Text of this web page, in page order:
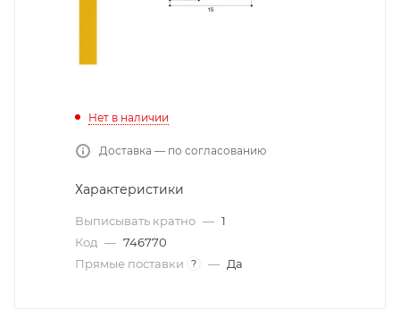
Нет в наличии
Доставка — по согласованию
Характеристики
Выписывать кратно — 1
Код — 746770
Прямые поставки
? — Да